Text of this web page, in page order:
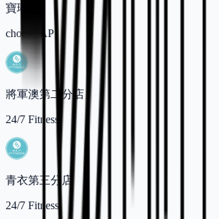
寶琳
chocoZAP
將軍澳第二分店
24/7 Fitness
青衣第三分店
24/7 Fitness